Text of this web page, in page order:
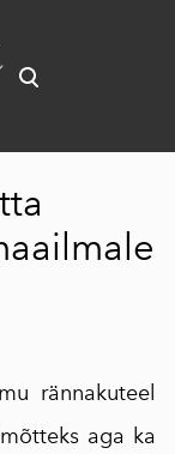
rännakuteel
aga ka